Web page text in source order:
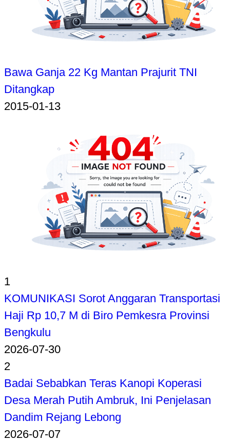
Bawa Ganja 22 Kg Mantan Prajurit TNI
Ditangkap
2015-01-13
1
KOMUNIKASI Sorot Anggaran Transportasi
Haji Rp 10,7 M di Biro Pemkesra Provinsi
Bengkulu
2026-07-30
2
Badai Sebabkan Teras Kanopi Koperasi
Desa Merah Putih Ambruk, Ini Penjelasan
Dandim Rejang Lebong
2026-07-07